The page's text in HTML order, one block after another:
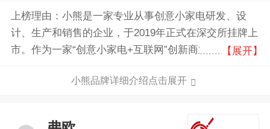
上榜理由：小熊是一家专业从事创意小家电研发、设
计、生产和销售的企业，于2019年正式在深交所挂牌上
市。作为一家“创意小家电+互联网”创新商业模式所驱
【展开】
小熊品牌详细介绍点击展开